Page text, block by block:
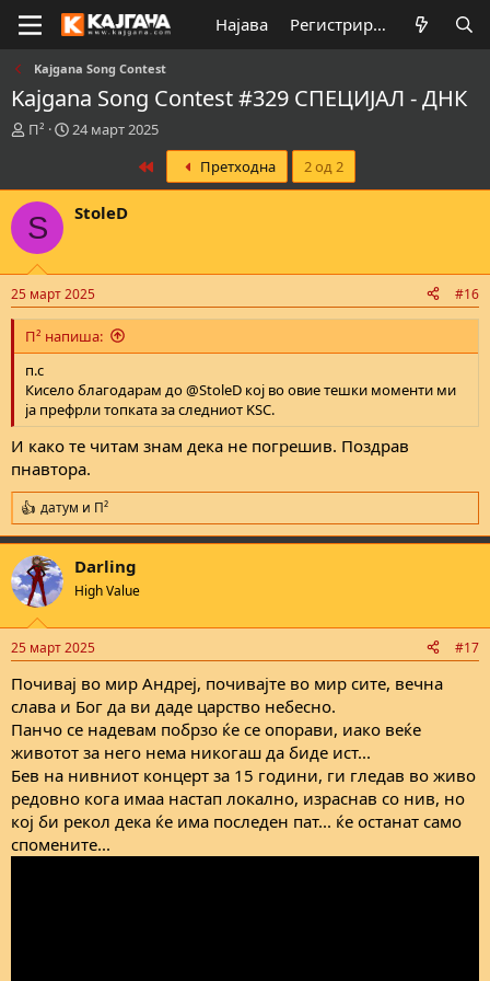
Најава Регистрирај се
Kajgana Song Contest
Kajgana Song Contest #329 СПЕЦИЈАЛ - ДНК
К
а
т
о
н
т
е
м
а
т
а
П²
В
м
е
а
п
о
ч
у
в
а
њ
е
24 март 2025
Претходна 2 од 2
S StoleD
25 март 2025 #16
П² напиша:
п.с
Кисело благодарам до @StoleD кој во овие тешки моменти ми
ја префрли топката за следниот KSC.
И како те читам знам дека не погрешив. Поздрав
пнавтора.
R
e
a
c
t
i
s
датум и П²
Darling
High Value
25 март 2025 #17
Почивај во мир Андреј, почивајте во мир сите, вечна
слава и Бог да ви даде царство небесно.
Панчо се надевам побрзо ќе се опорави, иако веќе
животот за него нема никогаш да биде ист...
Бев на нивниот концерт за 15 години, ги гледав во живо
редовно кога имаа настап локално, израснав со нив, но
кој би рекол дека ќе има последен пат... ќе останат само
спомените...